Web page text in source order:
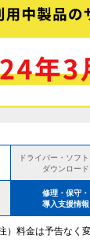
ドライバー・ソフ
ダウンロード
修理・保守・
導入支援情報
注）料金は予告なく